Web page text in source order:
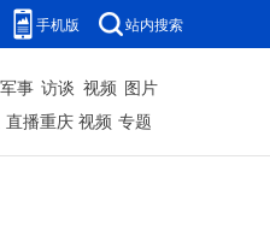
手机版 站内搜索
军事 访谈 视频 图片
直播重庆 视频 专题